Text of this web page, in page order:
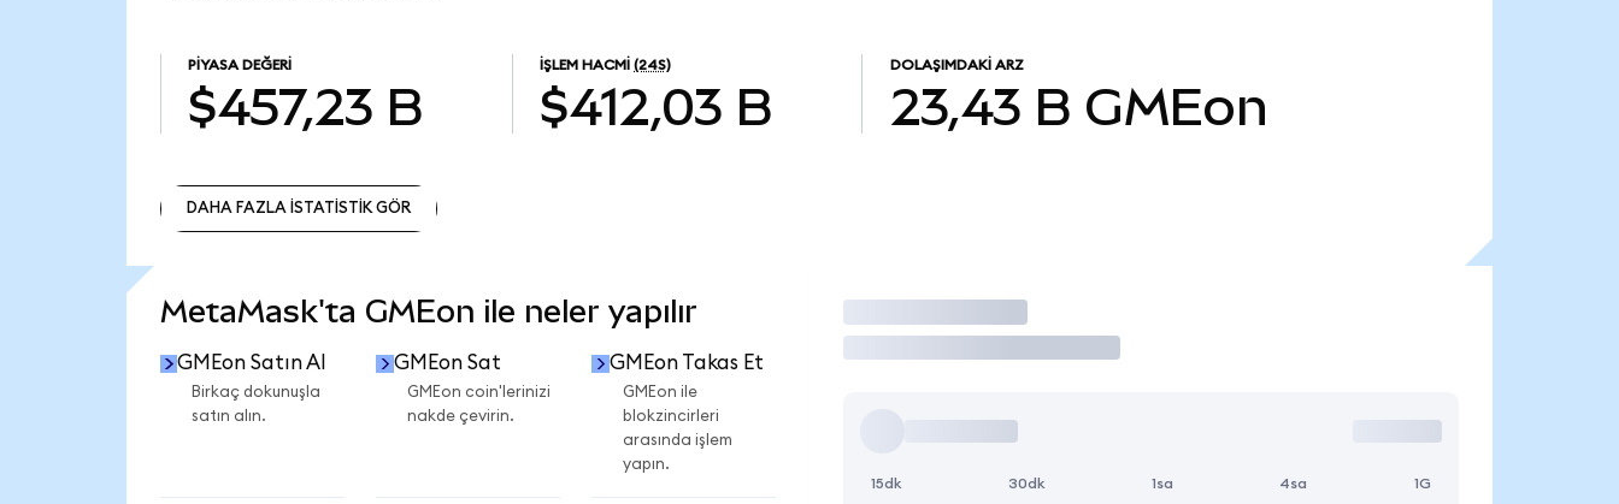
PIYASA DEĞERI
$457,23 B
İŞLEM HACMI (24S)
$412,03 B
DOLAŞIMDAKI ARZ
23,43 B GMEon
DAHA FAZLA İSTATİSTİK GÖR
MetaMask'ta GMEon ile neler yapılır
GMEon Satın Al
Birkaç dokunuşla
satın alın.
GMEon Sat
GMEon coin'lerinizi
nakde çevirin.
GMEon Takas Et
GMEon ile
blokzincirleri
arasında işlem
yapın.
İşlem Yap
15dk 30dk 1sa 4sa 1G